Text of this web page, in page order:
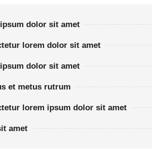
dolor sit amet
lorem dolor sit amet
dolor sit amet
et metus rutrum
lorem ipsum dolor sit amet
amet